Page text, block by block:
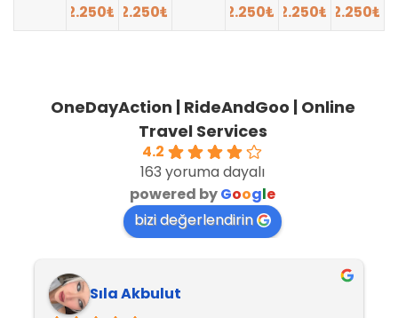
2.250₺ 2.250₺ 2.250₺ 2.250₺ 2.250₺
OneDayAction | RideAndGoo | Online
Travel Services
4.2
163 yoruma dayalı
powered byGoogle
bizi değerlendirin
Sıla Akbulut